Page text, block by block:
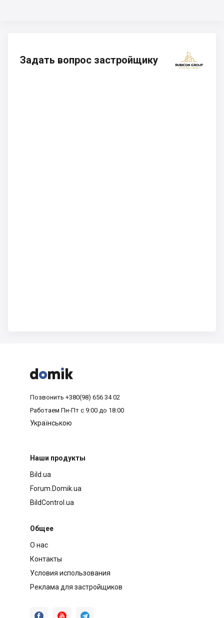
Задать вопрос застройщику



Позвонить +380(98) 656 34 02
Работаем Пн-Пт с 9:00 до 18:00
Українською
Наши продукты
Bild.ua
Forum.Domik.ua
BildControl.ua
Общее
О нас
Контакты
Условия использования
Реклама для застройщиков
  